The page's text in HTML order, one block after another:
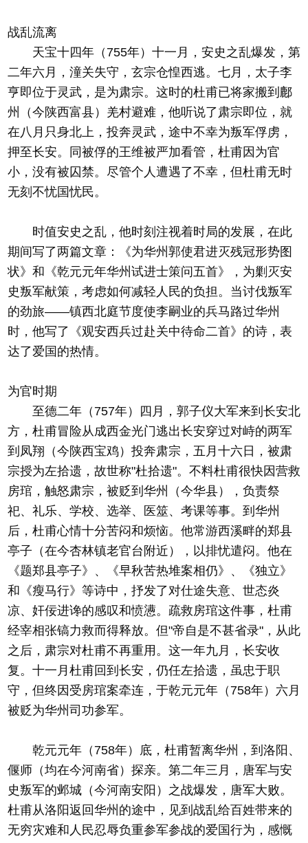
战乱流离
天宝十四年（755年）十一月，安史之乱爆发，第
二年六月，潼关失守，玄宗仓惶西逃。七月，太子李
亨即位于灵武，是为肃宗。这时的杜甫已将家搬到鄜
州（今陕西富县）羌村避难，他听说了肃宗即位，就
在八月只身北上，投奔灵武，途中不幸为叛军俘虏，
押至长安。同被俘的王维被严加看管，杜甫因为官
小，没有被囚禁。尽管个人遭遇了不幸，但杜甫无时
无刻不忧国忧民。
时值安史之乱，他时刻注视着时局的发展，在此
期间写了两篇文章：《为华州郭使君进灭残冠形势图
状》和《乾元元年华州试进士策问五首》，为剿灭安
史叛军献策，考虑如何减轻人民的负担。当讨伐叛军
的劲旅——镇西北庭节度使李嗣业的兵马路过华州
时，他写了《观安西兵过赴关中待命二首》的诗，表
达了爱国的热情。
为官时期
至德二年（757年）四月，郭子仪大军来到长安北
方，杜甫冒险从成西金光门逃出长安穿过对峙的两军
到凤翔（今陕西宝鸡）投奔肃宗，五月十六日，被肃
宗授为左拾遗，故世称"杜拾遗"。不料杜甫很快因营救
房琯，触怒肃宗，被贬到华州（今华县），负责祭
祀、礼乐、学校、选举、医筮、考课等事。到华州
后，杜甫心情十分苦闷和烦恼。他常游西溪畔的郑县
亭子（在今杏林镇老官台附近），以排忧遣闷。他在
《题郑县亭子》、《早秋苦热堆案相仍》、《独立》
和《瘦马行》等诗中，抒发了对仕途失意、世态炎
凉、奸佞进谗的感叹和愤懑。疏救房琯这件事，杜甫
经宰相张镐力救而得释放。但"帝自是不甚省录"，从此
之后，肃宗对杜甫不再重用。这一年九月，长安收
复。十一月杜甫回到长安，仍任左拾遗，虽忠于职
守，但终因受房琯案牵连，于乾元元年（758年）六月
被贬为华州司功参军。
乾元元年（758年）底，杜甫暂离华州，到洛阳、
偃师（均在今河南省）探亲。第二年三月，唐军与安
史叛军的邺城（今河南安阳）之战爆发，唐军大败。
杜甫从洛阳返回华州的途中，见到战乱给百姓带来的
无穷灾难和人民忍辱负重参军参战的爱国行为，感慨